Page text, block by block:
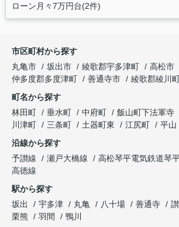
ローン月々7万円台(2件)
市区町村から探す
丸亀市
坂出市 綾歌郡宇多津町
高松市
仲多度郡多度津町
善通寺市 綾歌郡綾川
町名から探す
林田町
垂水町 中府町 飯山町下法軍寺
川津町
三条町 土器町東 江尻町
平山
沿線から探す
予讃線
瀬戸大橋線 高松琴平電気鉄道琴
高徳線
駅から探す
坂出
宇多津 丸亀 八十場 善通寺
栗熊
羽間 鴨川